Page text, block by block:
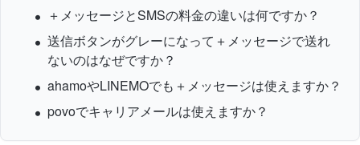
＋メッセージとSMSの料金の違いは何ですか？
送信ボタンがグレーになって＋メッセージで送れ
ないのはなぜですか？
ahamoやLINEMOでも＋メッセージは使えますか？
povoでキャリアメールは使えますか？